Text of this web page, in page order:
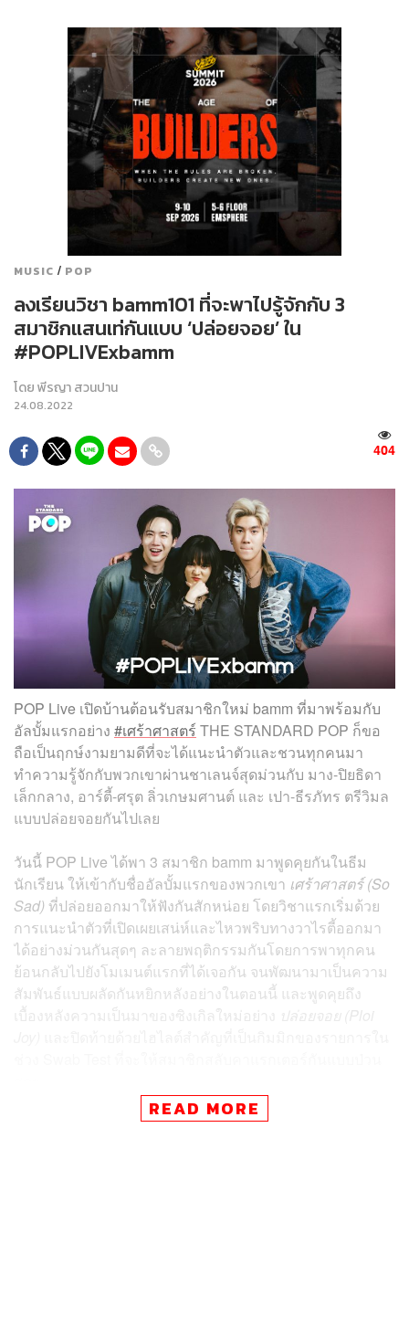
MUSIC / POP
ลงเรียนวิชา bamm101 ที่จะพาไปรู้จักกับ 3
สมาชิกแสนเท่กันแบบ ‘ปล่อยจอย’ ใน
#POPLIVExbamm
โดยพีรญา สวนปาน
24.08.2022
404
POP Live เปิดบ้านต้อนรับสมาชิกใหม่ bamm ที่มาพร้อมกับ
อัลบั้มแรกอย่าง #เศร้าศาสตร์ THE STANDARD POP ก็ขอ
ถือเป็นฤกษ์งามยามดีที่จะได้แนะนำตัวและชวนทุกคนมา
ทำความรู้จักกับพวกเขาผ่านชาเลนจ์สุดม่วนกับ มาง-ปิยธิดา
เล็กกลาง, อาร์ตี้-ศรุต ลิ่วเกษมศานต์ และ เปา-ธีรภัทร ตรีวิมล
แบบปล่อยจอยกันไปเลย
วันนี้ POP Live ได้พา 3 สมาชิก bamm มาพูดคุยกันในธีม
นักเรียน ให้เข้ากับชื่ออัลบั้มแรกของพวกเขา เศร้าศาสตร์ (So
Sad) ที่ปล่อยออกมาให้ฟังกันสักหน่อย โดยวิชาแรกเริ่มด้วย
การแนะนำตัวที่เปิดเผยเสน่ห์และไหวพริบทางวาไรตี้ออกมา
ได้อย่างม่วนกันสุดๆ ละลายพฤติกรรมกันโดยการพาทุกคน
ย้อนกลับไปยังโมเมนต์แรกที่ได้เจอกัน จนพัฒนามาเป็นความ
สัมพันธ์แบบผลัดกันหยิกหลังอย่างในตอนนี้ และพูดคุยถึง
เบื้องหลังความเป็นมาของซิงเกิลใหม่อย่าง
ปล่อยจอย (Ploi
POPLIVExbammย้อนหลังได้ทาง
READ MORE